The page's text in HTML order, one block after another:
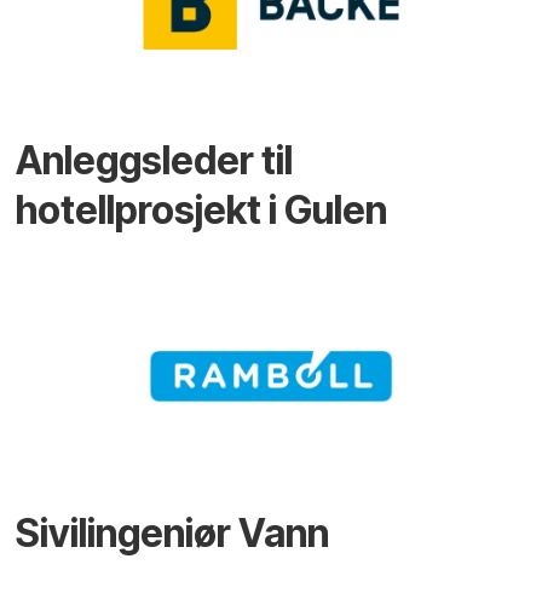
Anleggsleder til
hotellprosjekt i Gulen
Sivilingeniør Vann